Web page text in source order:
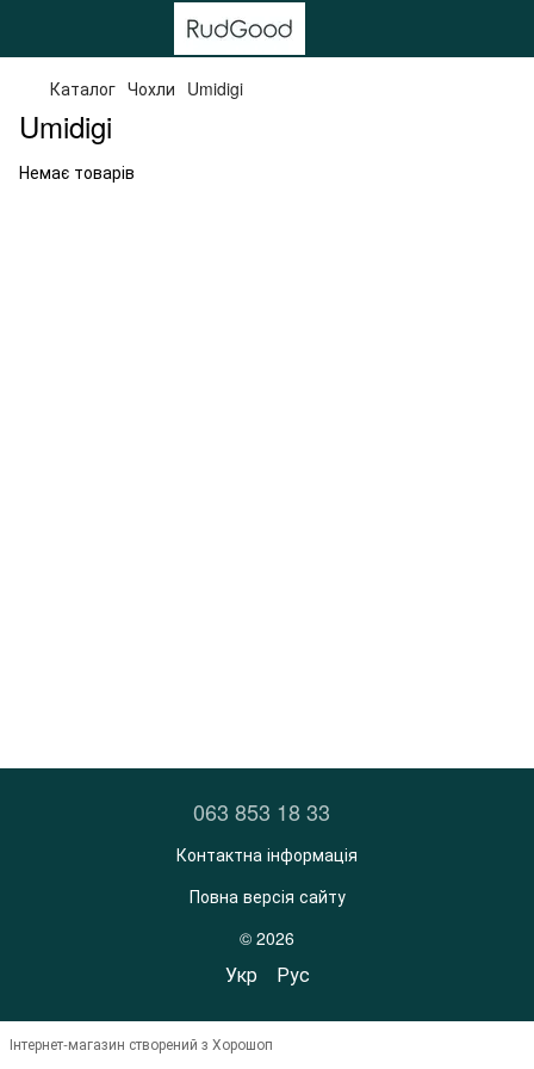
Каталог Чохли Umidigi
Umidigi
Немає товарів
063 853 18 33
Контактна інформація
Повна версія сайту
© 2026
Укр Рус
Інтернет-магазин створений з Хорошоп